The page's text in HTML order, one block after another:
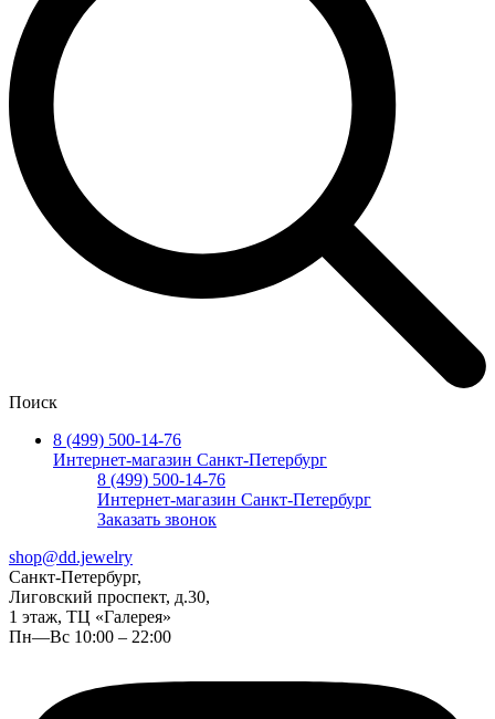
Поиск
8 (499) 500-14-76
Интернет-магазин Санкт-Петербург
8 (499) 500-14-76
Интернет-магазин Санкт-Петербург
Заказать звонок
shop@dd.jewelry
Санкт-Петербург,
Лиговский проспект, д.30,
1 этаж, ТЦ «Галерея»
Пн—Вс 10:00 – 22:00